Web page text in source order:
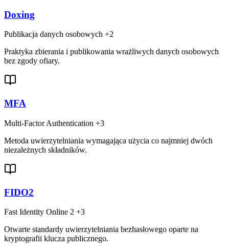
Doxing
Publikacja danych osobowych +2
Praktyka zbierania i publikowania wrażliwych danych osobowych
bez zgody ofiary.
MFA
Multi-Factor Authentication +3
Metoda uwierzytelniania wymagająca użycia co najmniej dwóch
niezależnych składników.
FIDO2
Fast Identity Online 2 +3
Otwarte standardy uwierzytelniania bezhasłowego oparte na
kryptografii klucza publicznego.